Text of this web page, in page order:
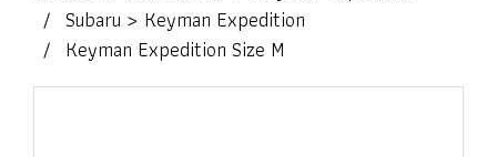
Subaru > Keyman Expedition
Keyman Expedition Size M